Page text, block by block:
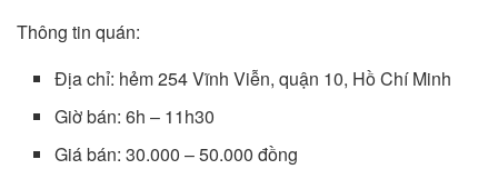
Thông tin quán:
Địa chỉ: hẻm 254 Vĩnh Viễn, quận 10, Hồ Chí Minh
Giờ bán: 6h – 11h30
Giá bán: 30.000 – 50.000 đồng